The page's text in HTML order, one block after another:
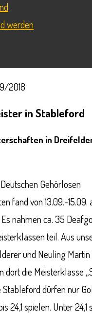
werden
2018
in Stableford
in
Gehörlosen
fand von 13.09.-15.09.
nahmen ca. 35
teil. Aus
und Neuling Martin
dort die Meisterklasse
dürfen nur
24,1 spielen. Unter